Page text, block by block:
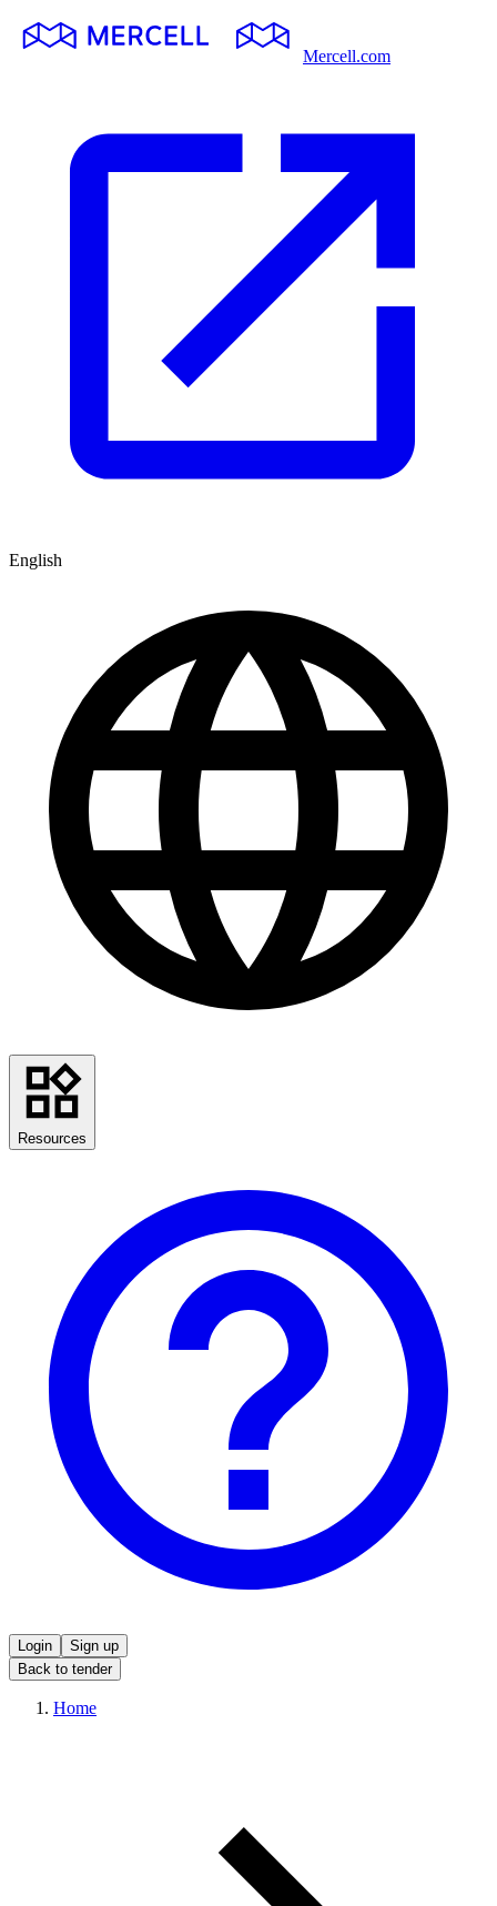
Mercell.com
English
Resources
Login
Sign up
Back to tender
Home